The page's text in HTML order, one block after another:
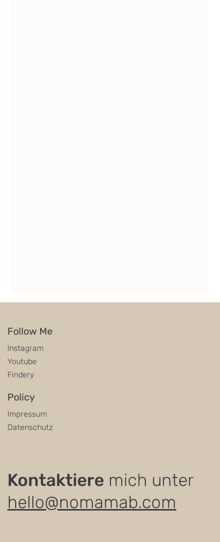
Kontaktiere mich unter
hello@nomamab.com
Follow Me
Instagram
Youtube
Findery
Policy
Impressum
Datenschutz